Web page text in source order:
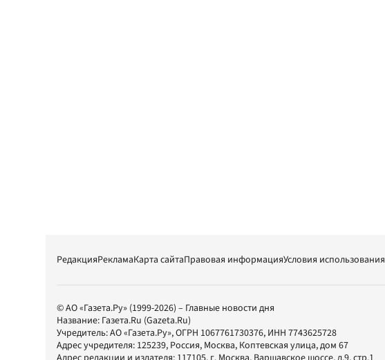
РедакцияРекламаКарта сайтаПравовая информацияУсловия использования
© АО «Газета.Ру» (1999-2026) – Главные новости дня
Название: Газета.Ru (Gazeta.Ru)
Учредитель:АО «Газета.Ру», ОГРН 1067761730376, ИНН 7743625728
Адрес учредителя: 125239, Россия, Москва, Коптевская улица, дом 67